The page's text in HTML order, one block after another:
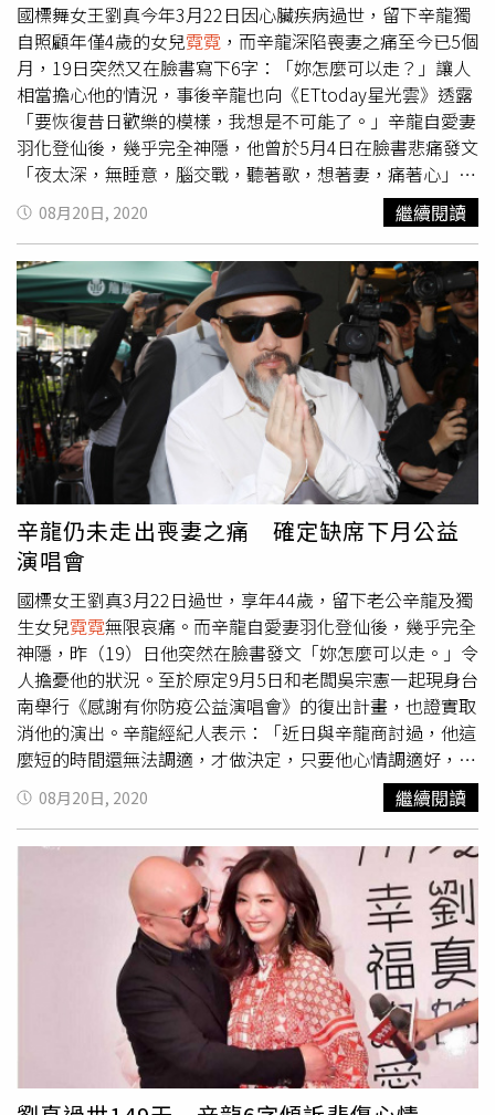
國標舞女王劉真今年3月22日因心臟疾病過世，留下辛龍獨
自照顧年僅4歲的女兒霓霓 ，而辛龍深陷喪妻之痛至今已5個
月，19日突然又在臉書寫下6字：「妳怎麼可以走？」讓人
相當擔心他的情況，事後辛龍也向《ETtoday星光雲》透露
「要恢復昔日歡樂的模樣，我想是不可能了。」辛龍自愛妻
羽化登仙後，幾乎完全神隱，他曾於5月4日在臉書悲痛發文
「夜太深，無睡意，腦交戰，聽著歌，想著妻，痛著心」，
相隔3個多月，辛龍再度發文，同樣是在哀悼愛妻，「妳怎
麼可以走？」（圖／翻攝辛龍臉書）根據《ETtoday星光
雲》報導，辛龍受訪時表示自己尚未走出喪妻之痛，心情遲
遲無法平復，「我太想她，她對我太重要」，甚至表示因老
婆驟逝「我的世界變了」。辛龍也表示，雖然身旁朋友都會
對他表達關切，老闆吳宗憲也經常連絡並給予他鼓勵，甚至
下最後通牒要他走出來，「但只有我自己時，就是一木難
支」，他也謝謝大家對他的關心，不過「要恢復昔日歡樂的
模樣，我想是不可能了。」而辛龍原定9月5日和老闆吳宗憲
一起現身台南舉行《感謝有你防疫公益演唱會》的復出計
畫，目前經紀人已證實取消他的演出，「近日與辛龍商討
過，他這麼短的時間還無法調適，才做決定，只要他心情調
適好，對方都能諒解並隨時上台，對方主要邀請憲哥，知道
辛龍是公司人，所以順便也邀請他。」
08月20日, 2020 繼續閱讀
辛龍仍未走出喪妻之痛 確定缺席下月公益
演唱會
國標女王劉真3月22日過世，享年44歲，留下老公辛龍及獨
生女兒霓霓無限哀痛。而辛龍自愛妻羽化登仙後，幾乎完全
神隱，昨（19）日他突然在臉書發文「妳怎麼可以走。」令
人擔憂他的狀況。至於原定9月5日和老闆吳宗憲一起現身台
南舉行《感謝有你防疫公益演唱會》的復出計畫，也證實取
消他的演出。辛龍經紀人表示：「近日與辛龍商討過，他這
麼短的時間還無法調適，才做決定，只要他心情調適好，對
方都能諒解並隨時上台，對方主要邀請憲哥，知道辛龍是公
司人，所以順便也邀請他。」直接證實辛龍仍將繼續神隱，
暫時沒有復出計畫。辛龍原定9月5日和老闆吳宗憲一起現身
於台南舉行《感謝有你防疫公益演唱會》，辛龍演出已證
實。（圖／翻攝自紀曉君臉書）辛龍對於此事沒有多談，僅
表示：「昨天只是抒發心情。」 上次辛龍發文是在5月4
日，字句充滿悲痛，「夜太深，無睡意，腦交戰，聽著歌，
想著妻，痛著心。」兩次發文都是低落心情，看得出他仍沉
浸在喪妻之痛無法自拔。
08月20日, 2020 繼續閱讀